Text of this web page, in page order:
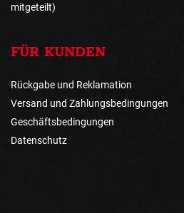
mitgeteilt)
FÜR KUNDEN
Rückgabe und Reklamation
Versand und Zahlungsbedingungen
Geschäftsbedingungen
Datenschutz